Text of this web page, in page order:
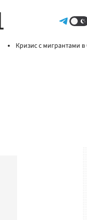
Кризис с мигрантами в